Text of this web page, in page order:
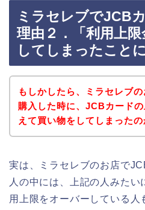
ミラセレブでJCB
理由２．「利用上
してしまったこと
もしかしたら、ミラセレブ
購入した時に、JCBカード
えて買い物をしてしまったの
実は、ミラセレブのお店で
人の中には、上記の人みたい
用上限をオーバーしている人